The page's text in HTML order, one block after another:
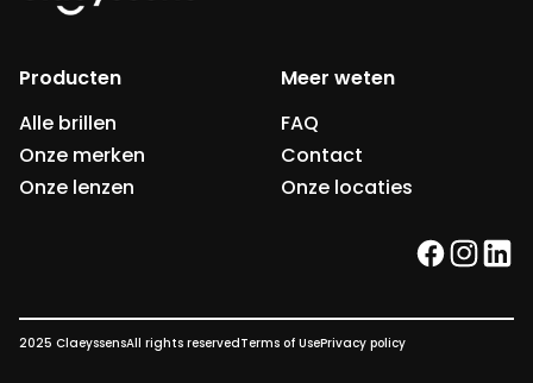
Producten
Alle brillen
Onze merken
Onze lenzen
Meer weten
FAQ
Contact
Onze locaties
facebook
2025 ClaeyssensAll rights reservedTerms of UsePrivacy policy